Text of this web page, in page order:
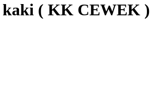
kaki ( KK CEWEK )